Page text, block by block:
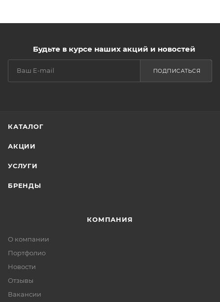
Будьте в курсе наших акций и новостей
ПОДПИСАТЬСЯ
КАТАЛОГ
АКЦИИ
УСЛУГИ
БРЕНДЫ
КОМПАНИЯ
О компании
Портфолио
Новости
Отзывы
Вакансии